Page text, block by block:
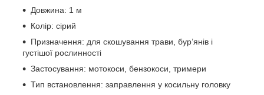
Довжина: 1 м
Колір: сірий
Призначення: для скошування трави, бур’янів і
густішої рослинності
Застосування: мотокоси, бензокоси, тримери
Тип встановлення: заправлення у косильну головку